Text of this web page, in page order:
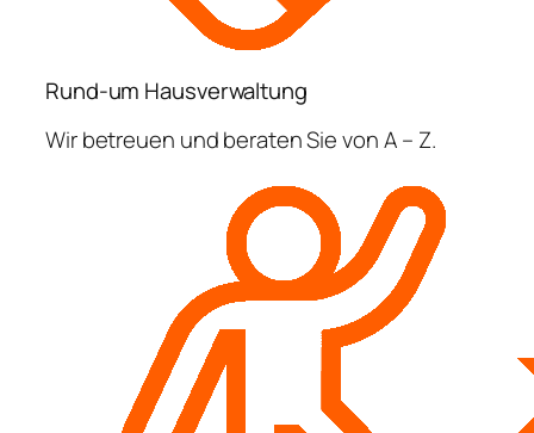
Rund-um Hausverwaltung
Wir betreuen und beraten Sie von A – Z.